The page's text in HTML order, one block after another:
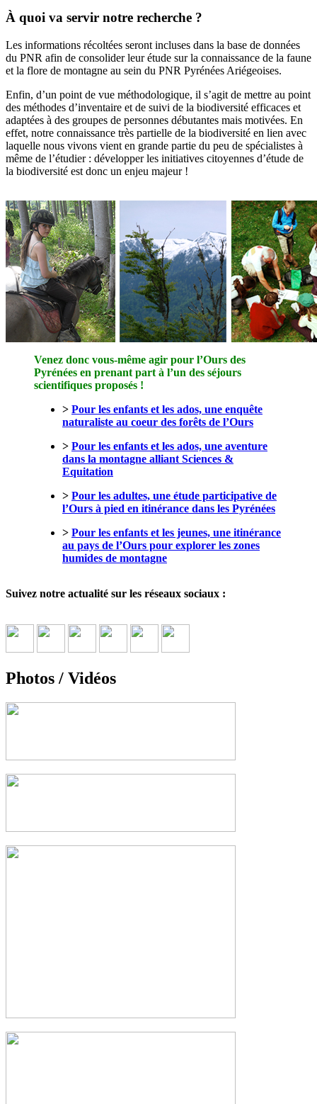
À quoi va servir notre recherche ?
Les informations récoltées seront incluses dans la base de données
du PNR afin de consolider leur étude sur la connaissance de la faune
et la flore de montagne au sein du PNR Pyrénées Ariégeoises.
Enfin, d’un point de vue méthodologique, il s’agit de mettre au point
des méthodes d’inventaire et de suivi de la biodiversité efficaces et
adaptées à des groupes de personnes débutantes mais motivées. En
effet, notre connaissance très partielle de la biodiversité en lien avec
laquelle nous vivons vient en grande partie du peu de spécialistes à
même de l’étudier : développer les initiatives citoyennes d’étude de
la biodiversité est donc un enjeu majeur !
Venez donc vous-même agir pour l’Ours des
Pyrénées en prenant part à l’un des séjours
scientifiques proposés !
> Pour les enfants et les ados, une enquête
naturaliste au coeur des forêts de l’Ours
> Pour les enfants et les ados, une aventure
dans la montagne alliant Sciences &
Equitation
> Pour les adultes, une étude participative de
l’Ours à pied en itinérance dans les Pyrénées
> Pour les enfants et les jeunes, une itinérance
au pays de l’Ours pour explorer les zones
humides de montagne
Suivez notre actualité sur les réseaux sociaux :
Photos / Vidéos